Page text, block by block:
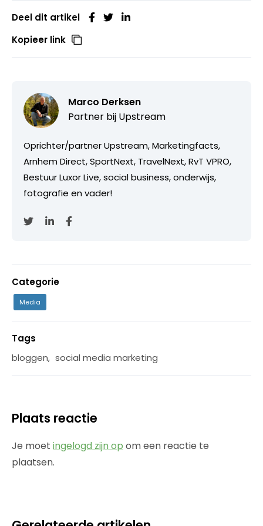
Deel dit artikel
Kopieer link
Marco Derksen
Partner bij Upstream
Oprichter/partner Upstream, Marketingfacts,
Arnhem Direct, SportNext, TravelNext, RvT VPRO,
Bestuur Luxor Live, social business, onderwijs,
fotografie en vader!
Categorie
Media
Tags
bloggen, social media marketing
Plaats reactie
Je moet ingelogd zijn op om een reactie te
plaatsen.